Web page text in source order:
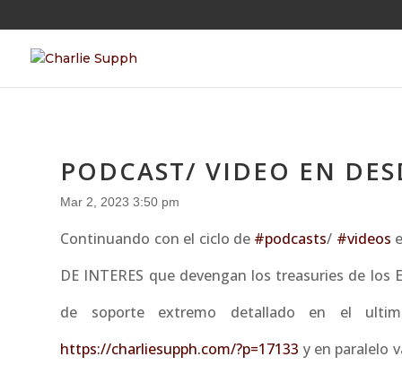
PODCAST/ VIDEO EN
Mar 2, 2023 3:50 pm
Continuando con el ciclo de #podcasts/ #videos
DE INTERES que devengan los treasuries de
de soporte extremo detallado en el
https://charliesupph.com/?p=17133 y en paralelo